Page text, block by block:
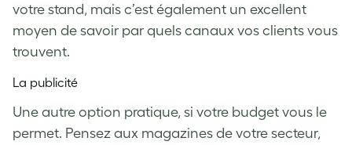
votre stand, mais c’est également un excellent
moyen de savoir par quels canaux vos clients vous
trouvent.
La publicité
Une autre option pratique, si votre budget vous le
permet. Pensez aux magazines de votre secteur,